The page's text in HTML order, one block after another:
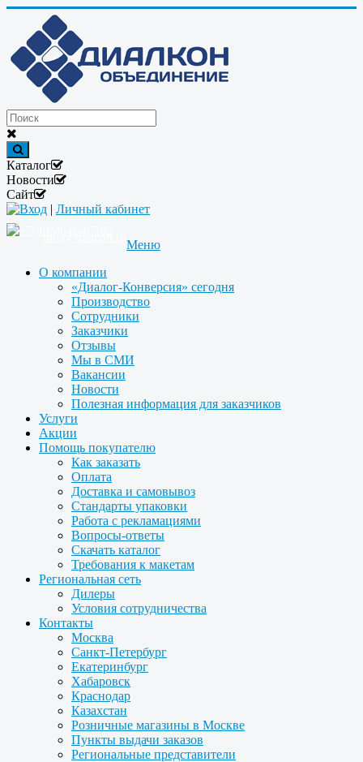
Каталог
Новости
Сайт
Вход | Личный кабинет
Меню
О компании
«Диалог-Конверсия» сегодня
Производство
Сотрудники
Заказчики
Отзывы
Мы в СМИ
Вакансии
Новости
Полезная информация для заказчиков
Услуги
Акции
Помощь покупателю
Как заказать
Оплата
Доставка и самовывоз
Стандарты упаковки
Работа с рекламациями
Вопросы-ответы
Скачать каталог
Требования к макетам
Региональная сеть
Дилеры
Условия сотрудничества
Контакты
Москва
Санкт-Петербург
Екатеринбург
Хабаровск
Краснодар
Казахстан
Розничные магазины в Москве
Пункты выдачи заказов
Региональные представители